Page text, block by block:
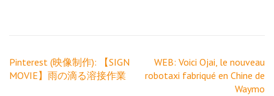
Navigation
de
Pinterest (映像制作): 【SIGN
MOVIE】雨の滴る溶接作業
WEB: Voici Ojai, le nouveau
robotaxi fabriqué en Chine de
Waymo